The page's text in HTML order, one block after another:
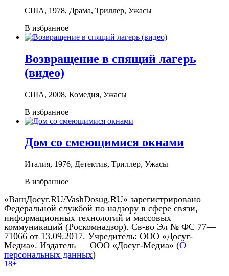
США, 1978, Драма, Триллер, Ужасы
В избранное
Возвращение в спящий лагерь
(видео)
США, 2008, Комедия, Ужасы
В избранное
Дом со смеющимися окнами
Италия, 1976, Детектив, Триллер, Ужасы
В избранное
«ВашДосуг.RU/VashDosug.RU» зарегистрировано
Федеральной службой по надзору в сфере связи,
информационных технологий и массовых
коммуникаций (Роскомнадзор). Св-во Эл № ФС 77—
71066 от 13.09.2017. Учредитель: ООО «Досуг-
Медиа». Издатель — ООО «Досуг-Медиа» (О
персональных данных)
18+